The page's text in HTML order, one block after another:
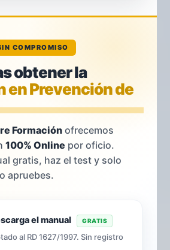
COMPROMISO
obtener la
en Prevención de
Formaciónofrecemos
100% Online por oficio.
gratis, haz el test y solo
apruebes.
el manual GRATIS
al RD 1627/1997. Sin registro